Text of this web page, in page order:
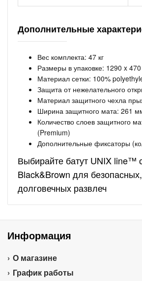
Дополнительные
Вес комплекта: 47 кг
Размеры в упаковке: 1290 x
Материал сетки: 100%
Защита от нежелательного
Материал защитного чехла
Ширина защитного мата: 261
Количество слоев защитного
(Premium)
Дополнительные фиксаторы
Выбирайте батут UNIX line™
Black&Brown для
долговечных развлеч
Информация
О магазине
График работы